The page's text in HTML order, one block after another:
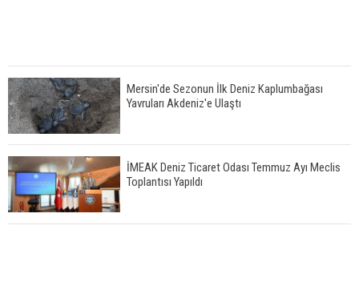
Mersin'de Sezonun İlk Deniz Kaplumbağası
Yavruları Akdeniz'e Ulaştı
İMEAK Deniz Ticaret Odası Temmuz Ayı Meclis
Toplantısı Yapıldı